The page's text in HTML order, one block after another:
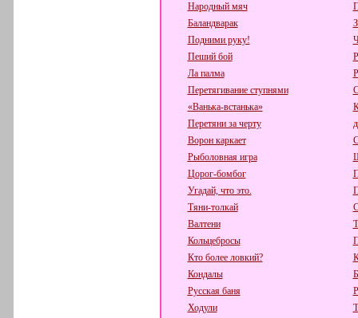
Народный мяч
Баландварак
Подними руку!
Пеший бой
Ла палма
Перетягивание ступнями
«Ванька-встанька»
Перетяни за черту
Ворон каркает
Рыболовная игра
Цорог-бомбог
Угадай, что это.
Тяни-толкай
Валтени
Кольцебросы
Кто более ловкий?
Кондалы
Русская баня
Ходули